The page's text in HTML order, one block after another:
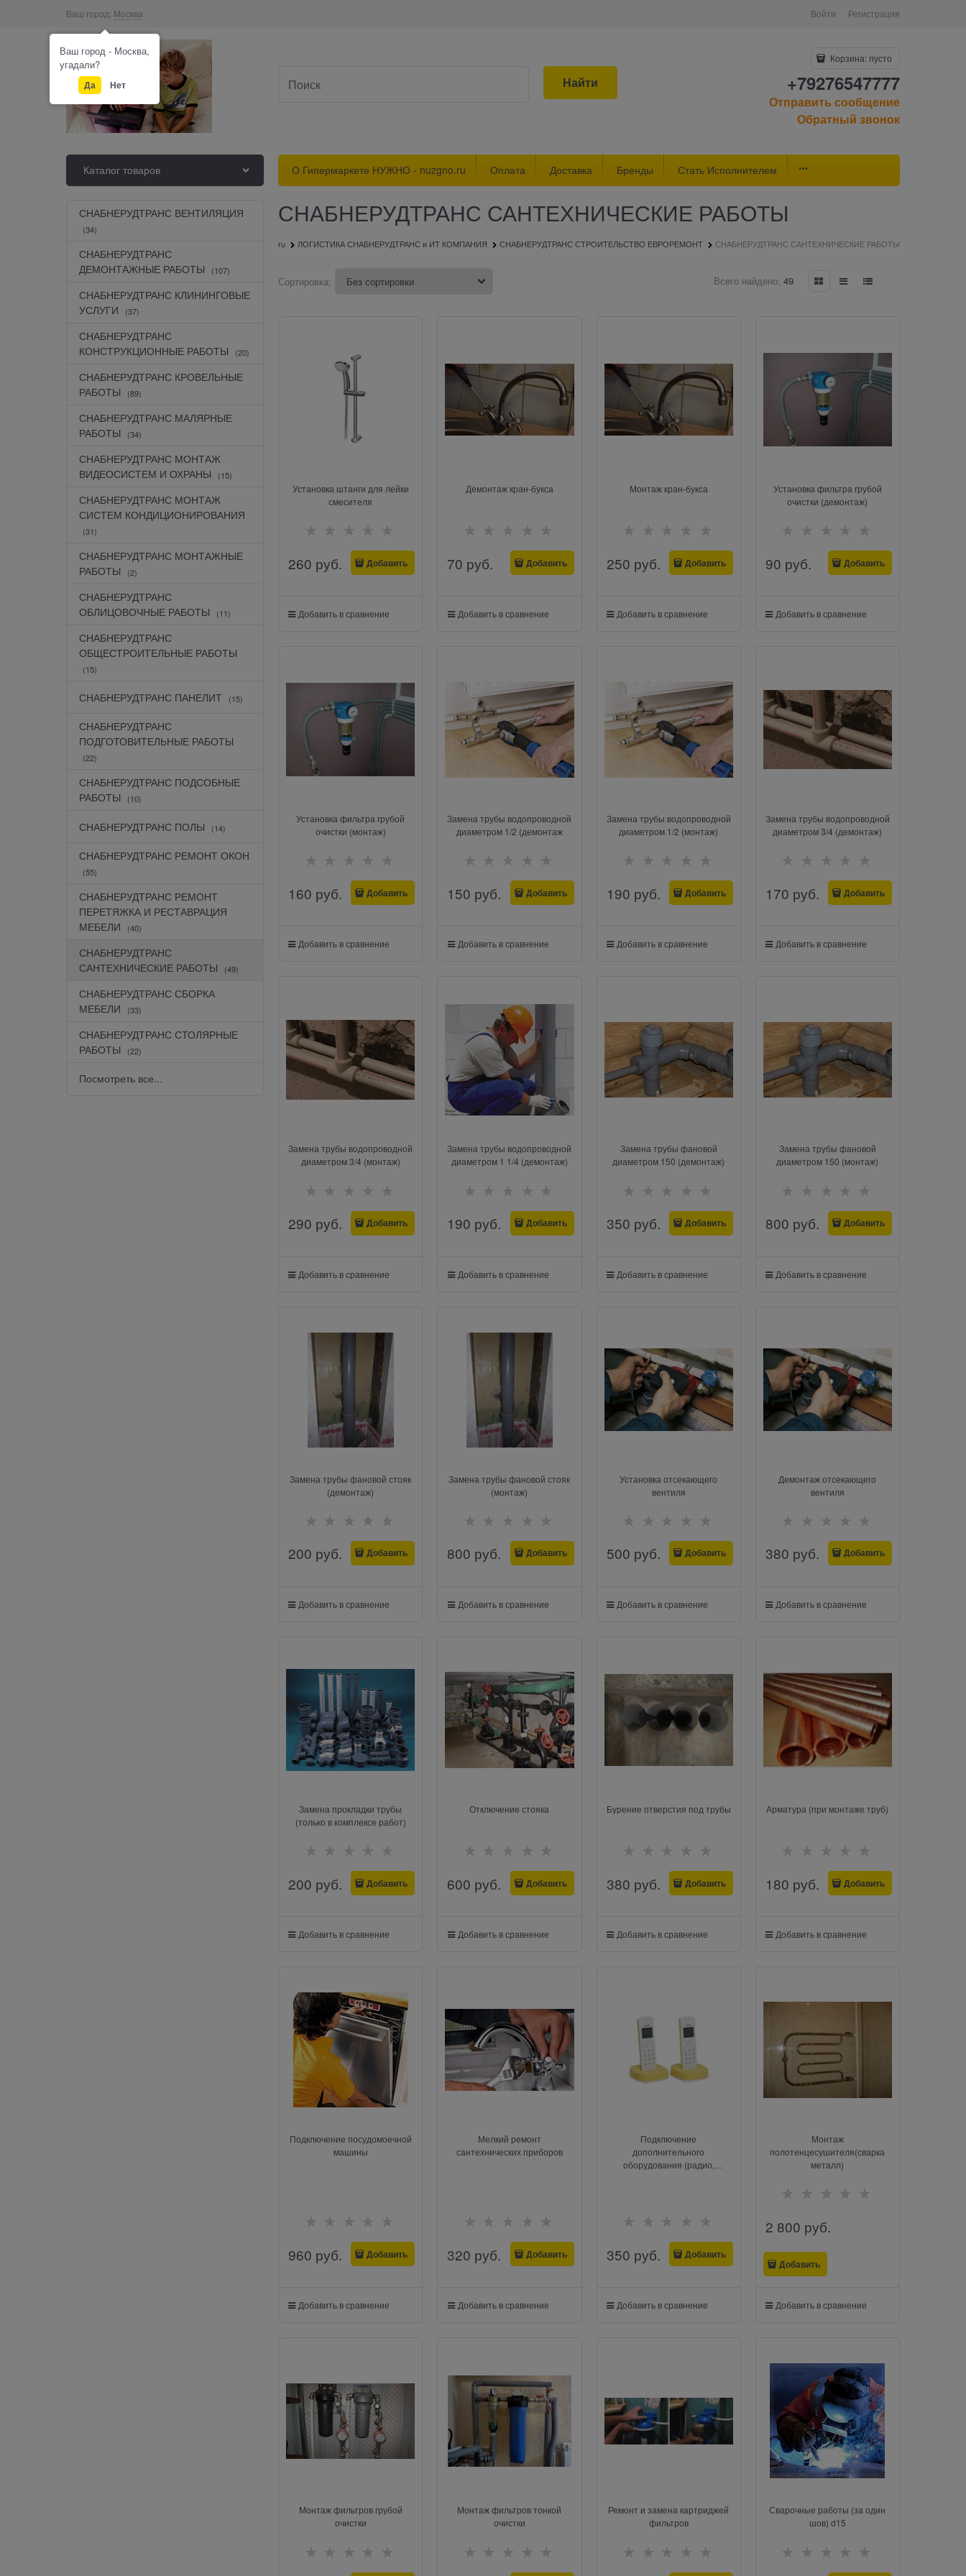
Ваш город: Москва Войти Регистрация
Найти
Корзина: пусто
+79276547777
Отправить сообщение
Обратный звонок
Каталог товаров О Гипермаркете НУЖНО - nuzgno.ru Оплата Доставка Бренды Стать Исполнителем
СНАБНЕРУДТРАНС ВЕНТИЛЯЦИЯ
(34)
СНАБНЕРУДТРАНС
ДЕМОНТАЖНЫЕ РАБОТЫ
(107)
СНАБНЕРУДТРАНС КЛИНИНГОВЫЕ
УСЛУГИ
(37)
СНАБНЕРУДТРАНС
КОНСТРУКЦИОННЫЕ РАБОТЫ
(20)
СНАБНЕРУДТРАНС КРОВЕЛЬНЫЕ
РАБОТЫ
(89)
СНАБНЕРУДТРАНС МАЛЯРНЫЕ
РАБОТЫ
(34)
СНАБНЕРУДТРАНС МОНТАЖ
ВИДЕОСИСТЕМ И ОХРАНЫ
(15)
СНАБНЕРУДТРАНС МОНТАЖ
СИСТЕМ КОНДИЦИОНИРОВАНИЯ
(31)
СНАБНЕРУДТРАНС МОНТАЖНЫЕ
РАБОТЫ
(2)
СНАБНЕРУДТРАНС
ОБЛИЦОВОЧНЫЕ РАБОТЫ
(11)
СНАБНЕРУДТРАНС
ОБЩЕСТРОИТЕЛЬНЫЕ РАБОТЫ
(15)
СНАБНЕРУДТРАНС ПАНЕЛИТ (15)
СНАБНЕРУДТРАНС
ПОДГОТОВИТЕЛЬНЫЕ РАБОТЫ
(22)
СНАБНЕРУДТРАНС ПОДСОБНЫЕ
РАБОТЫ
(10)
СНАБНЕРУДТРАНС ПОЛЫ (14)
СНАБНЕРУДТРАНС РЕМОНТ ОКОН
(55)
СНАБНЕРУДТРАНС РЕМОНТ
ПЕРЕТЯЖКА И РЕСТАВРАЦИЯ
МЕБЕЛИ
(40)
СНАБНЕРУДТРАНС
САНТЕХНИЧЕСКИЕ РАБОТЫ
(49)
СНАБНЕРУДТРАНС СБОРКА
МЕБЕЛИ
(33)
СНАБНЕРУДТРАНС СТОЛЯРНЫЕ
РАБОТЫ
(22)
Посмотреть все...
СНАБНЕРУДТРАНС САНТЕХНИЧЕСКИЕ РАБОТЫ
Каталог Интернет - гипермаркета "НУЖНО " Nuzgno.ru ЛОГИСТИКА СНАБНЕРУДТРАНС и ИТ КОМПАНИЯ СНАБНЕРУДТРАНС СТРОИТЕЛЬСТВО ЕВРОРЕМОНТ СНАБНЕРУДТРАНС САНТЕХНИЧЕСКИЕ РАБОТЫ
Сортировка: Всего найдено: 49
Установка штанги для лейки
смесителя
260 руб. Добавить
Добавить в сравнение
Демонтаж кран-букса
70 руб. Добавить
Добавить в сравнение
Монтаж кран-букса
250 руб. Добавить
Добавить в сравнение
Установка фильтра грубой
очистки (демонтаж)
90 руб. Добавить
Добавить в сравнение
Установка фильтра грубой
очистки (монтаж)
160 руб. Добавить
Добавить в сравнение
Замена трубы водопроводной
диаметром 1/2 (демонтаж
150 руб. Добавить
Добавить в сравнение
Замена трубы водопроводной
диаметром 1/2 (монтаж)
190 руб. Добавить
Добавить в сравнение
Замена трубы водопроводной
диаметром 3/4 (демонтаж)
170 руб. Добавить
Добавить в сравнение
Замена трубы водопроводной
диаметром 3/4 (монтаж)
290 руб. Добавить
Добавить в сравнение
Замена трубы водопроводной
диаметром 1 1/4 (демонтаж)
190 руб. Добавить
Добавить в сравнение
Замена трубы фановой
диаметром 150 (демонтаж)
350 руб. Добавить
Добавить в сравнение
Замена трубы фановой
диаметром 150 (монтаж)
800 руб. Добавить
Добавить в сравнение
Замена трубы фановой стояк
(демонтаж)
200 руб. Добавить
Добавить в сравнение
Замена трубы фановой стояк
(монтаж)
800 руб. Добавить
Добавить в сравнение
Установка отсекающего
вентиля
500 руб. Добавить
Добавить в сравнение
Демонтаж отсекающего
вентиля
380 руб. Добавить
Добавить в сравнение
Замена прокладки трубы
(только в комплексе работ)
200 руб. Добавить
Добавить в сравнение
Отключение стояка
600 руб. Добавить
Добавить в сравнение
Бурение отверстия под трубы
380 руб. Добавить
Добавить в сравнение
Арматура (при монтаже труб)
180 руб. Добавить
Добавить в сравнение
Подключение посудомоечной
машины
960 руб. Добавить
Добавить в сравнение
Мелкий ремонт
сантехнических приборов
320 руб. Добавить
Добавить в сравнение
Подключение
дополнительного
оборудования (радио,
350 руб. Добавить
Добавить в сравнение
Монтаж
полотенцесушителя(сварка
металл)
2 800 руб.
Добавить
Добавить в сравнение
Монтаж фильтров грубой
очистки
Монтаж фильтров тонкой
очистки
Ремонт и замена картриджей
фильтров
Сварочные работы (за один
шов) d15
Ваш город - Москва,
угадали?
Да Нет